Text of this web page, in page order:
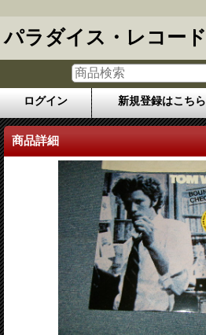
パラダイス・レコード
ログイン 新規登録はこちら
商品詳細